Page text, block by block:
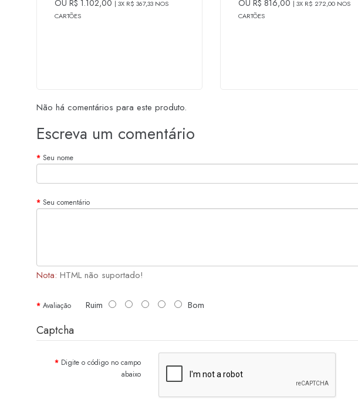
OU R$ 1.102,00
3X R$ 367,33 NOS
CARTÕES
OU R$ 816,00
3X R$ 272,00 NOS
CARTÕES
Não há comentários para este produto.
Escreva um comentário
Seu nome
Seu comentário
Nota: HTML não suportado!
Avaliação Ruim Bom
Captcha
Digite o código no campo
abaixo